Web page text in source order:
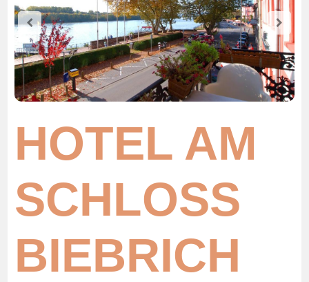
HOTEL AM
SCHLOSS
BIEBRICH